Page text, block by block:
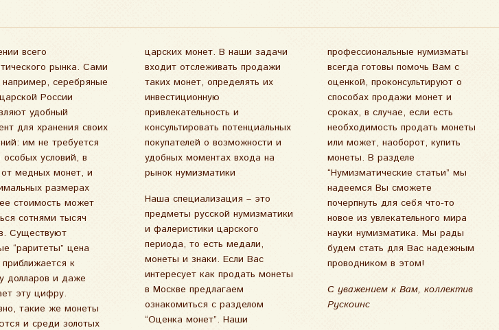
рынок нумизматики
Наша специализация – это
предметы русской нумизматики
и фалеристики царского
периода, то есть медали,
монеты и знаки. Если Вас
интересует как продать монеты
в Москве предлагаем
ознакомиться с разделом
“Оценка монет”. Наши
профессиональные нумизматы
всегда готовы помочь Вам с
оценкой, проконсультируют о
способах продажи монет и
сроках, в случае, если есть
необходимость продать монеты
или может, наоборот, купить
монеты. В разделе
“Нумизматические статьи” мы
надеемся Вы сможете
почерпнуть для себя что-то
новое из увлекательного мира
науки нумизматика. Мы рады
будем стать для Вас надежным
проводником в этом!
С уважением к Вам, коллектив
Рускоинс